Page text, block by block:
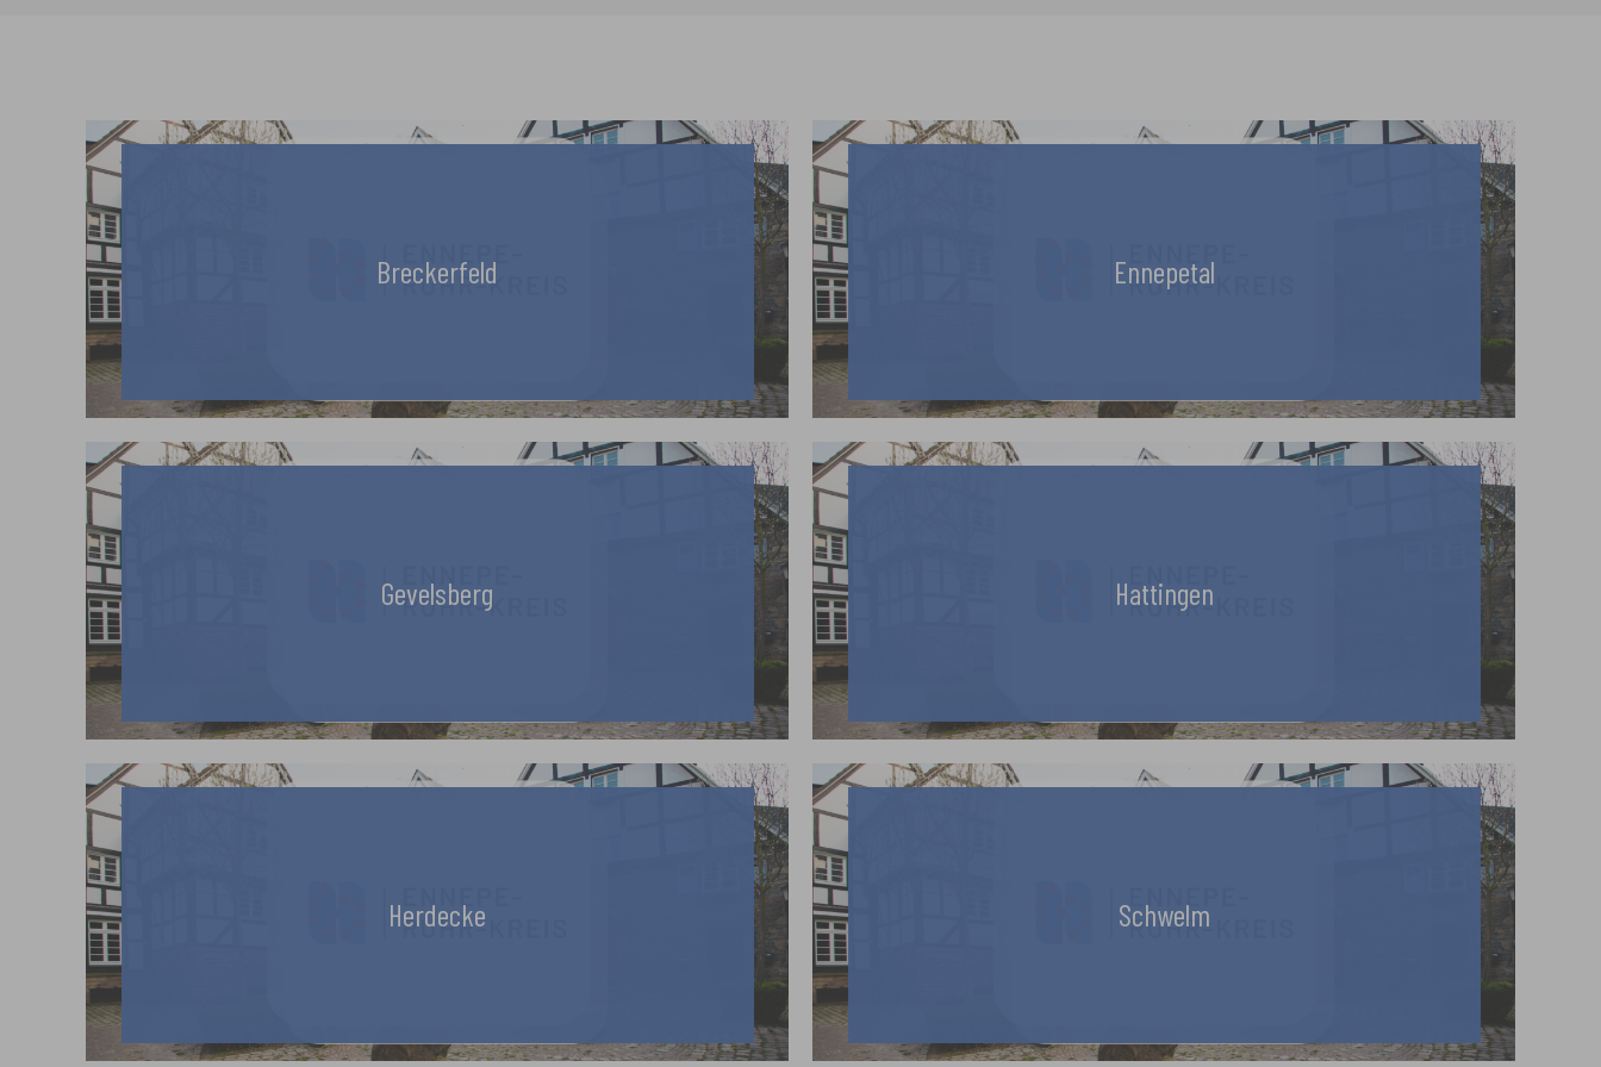
Breckerfeld Ennepetal
Gevelsberg Hattingen
Herdecke Schwelm